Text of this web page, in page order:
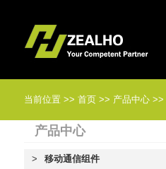
当前位置 >> 首页 >> 产品中心>>
产品中心
>
移动通信组件